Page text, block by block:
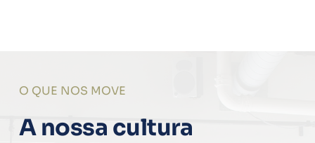
O QUE NOS MOVE
A nossa cultura